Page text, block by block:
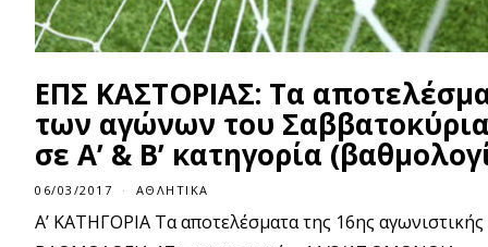
ΕΠΣ ΚΑΣΤΟΡΙΑΣ: Τα
των αγώνων του
σε Α’ & Β’ κατηγορία
06/03/2017 ΑΘΛΗΤΙΚΆ
Α’ ΚΑΤΗΓΟΡΙΑ Τα αποτελέσματα της 16ης αγωνιστικής